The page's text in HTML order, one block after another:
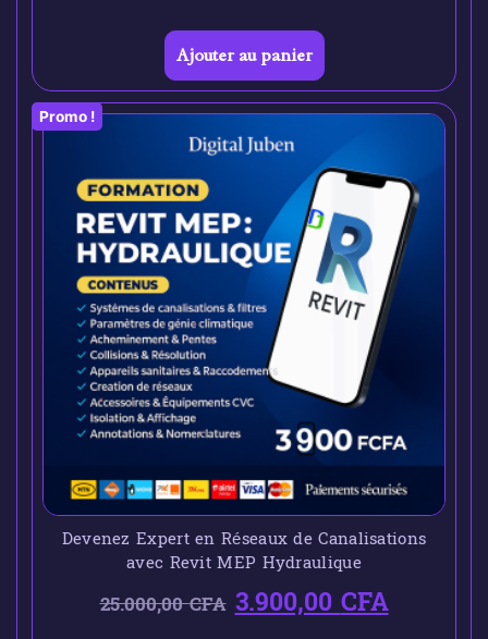
Ajouter au panier
Promo !
Devenez Expert en Réseaux de Canalisations
avec Revit MEP Hydraulique
25.000,00CFA 3.900,00CFA